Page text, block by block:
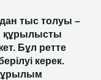
тыс толуы –
құрылысты
Бұл ретте
керек.